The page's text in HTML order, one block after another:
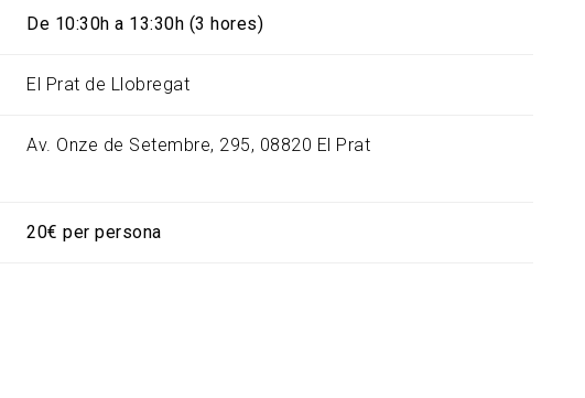
De 10:30h a 13:30h (3 hores)
El Prat de Llobregat
Av. Onze de Setembre, 295, 08820 El Prat
20€ per persona